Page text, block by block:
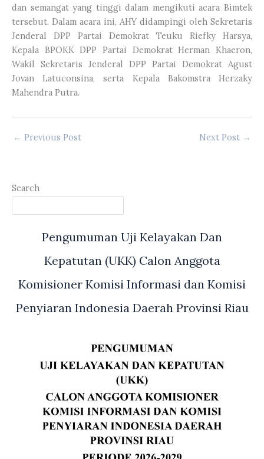
dan semangat yang tinggi dalam mengikuti acara Bimtek
tersebut. Dalam acara ini, AHY didampingi oleh Sekretaris
Jenderal DPP Partai Demokrat Teuku Riefky Harsya,
Kepala BPOKK DPP Partai Demokrat Herman Khaeron,
Wakil Sekretaris Jenderal DPP Partai Demokrat Agust
Jovan Latuconsina, serta Kepala Bakomstra Herzaky
Mahendra Putra.
← Previous Post Next Post →
Search
Pengumuman Uji Kelayakan Dan
Kepatutan (UKK) Calon Anggota
Komisioner Komisi Informasi dan Komisi
Penyiaran Indonesia Daerah Provinsi Riau